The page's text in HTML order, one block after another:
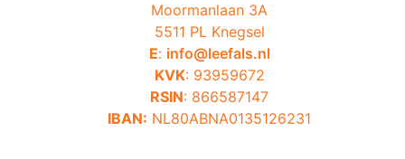
Moormanlaan 3A
5511 PL Knegsel
E: info@leefals.nl
KVK: 93959672
RSIN: 866587147
IBAN: NL80ABNA0135126231